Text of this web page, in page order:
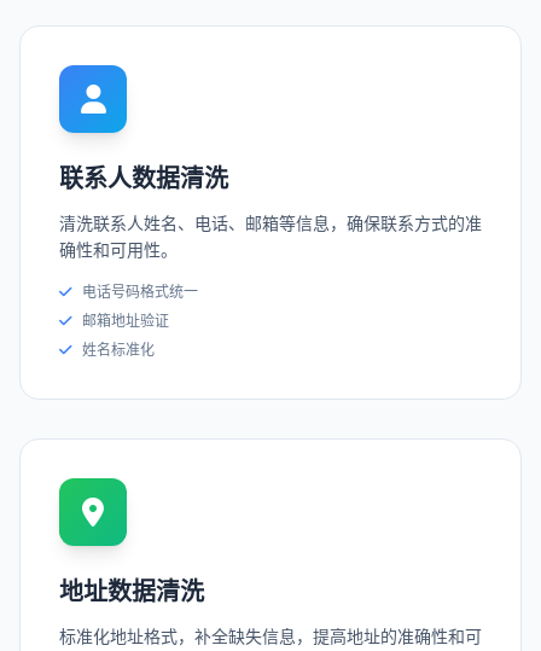
联系人数据清洗
清洗联系人姓名、电话、邮箱等信息，确保联系方式的准
确性和可用性。
电话号码格式统一
邮箱地址验证
姓名标准化
地址数据清洗
标准化地址格式，补全缺失信息，提高地址的准确性和可